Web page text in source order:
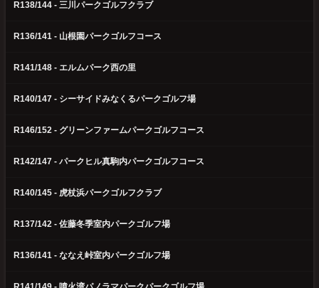
R138/144 - 三川パークゴルフクラブ
R136/141 - 山根園パークゴルフコース
R141/148 - エルムパーク西の里
R140/147 - シーサイドみなくるパークゴルフ場
R146/152 - グリーンファームパークゴルフコース
R142/147 - パークヒル真駒内パークゴルフコース
R140/145 - 虎杖浜パークゴルフクラブ
R137/142 - 佐藤冬季室内パークゴルフ場
R136/141 - ななえ峠室内パークゴルフ場